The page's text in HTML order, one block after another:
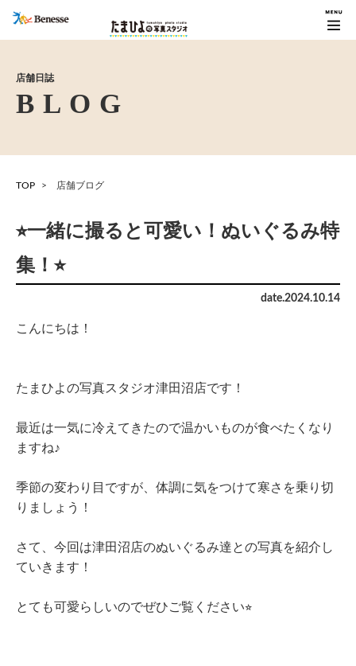
店舗日誌
TOP 店舗ブログ
⭐︎一緒に撮ると可愛い！ぬいぐるみ特
集！⭐︎
date.2024.10.14
こんにちは！
たまひよの写真スタジオ津田沼店です！
最近は一気に冷えてきたので温かいものが食べたくなり
ますね♪
季節の変わり目ですが、体調に気をつけて寒さを乗り切
りましょう！
さて、今回は津田沼店のぬいぐるみ達との写真を紹介し
ていきます！
とても可愛らしいのでぜひご覧ください⭐︎